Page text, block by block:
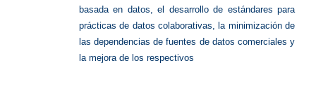
basada en datos, el desarrollo de estándares para
prácticas de datos colaborativas, la minimización de
las dependencias de fuentes de datos comerciales y
la mejora de los respectivos